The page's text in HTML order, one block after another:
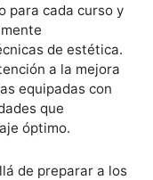
para cada curso y
de estética.
a la mejora
equipadas con
que
óptimo.
de preparar a los